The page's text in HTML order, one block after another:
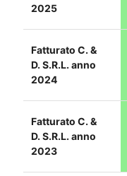
2025
Fatturato C. &
D. S.R.L. anno
2024
Fatturato C. &
D. S.R.L. anno
2023